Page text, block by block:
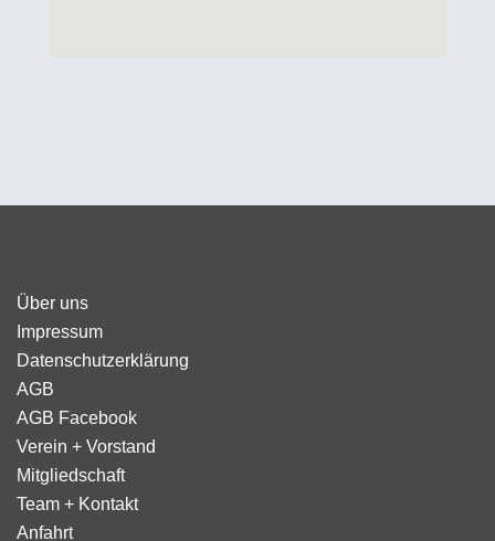
Über uns
Impressum
Datenschutzerklärung
AGB
AGB Facebook
Verein + Vorstand
Mitgliedschaft
Team + Kontakt
Anfahrt